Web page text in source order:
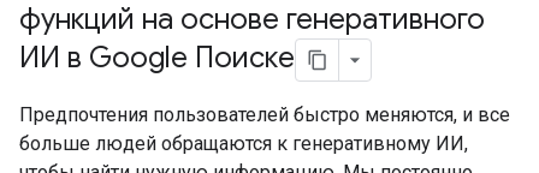
функций на основе генеративного
ИИ в Google Поиске
Предпочтения пользователей быстро меняются, и все
больше людей обращаются к генеративному ИИ,